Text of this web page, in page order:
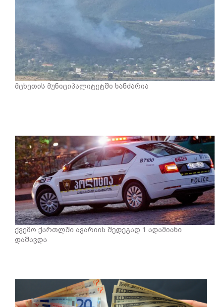
მცხეთის მუნიციპალიტეტში ხანძარია
ქვემო ქართლში ავარიის შედეგად 1 ადამიანი
დაშავდა